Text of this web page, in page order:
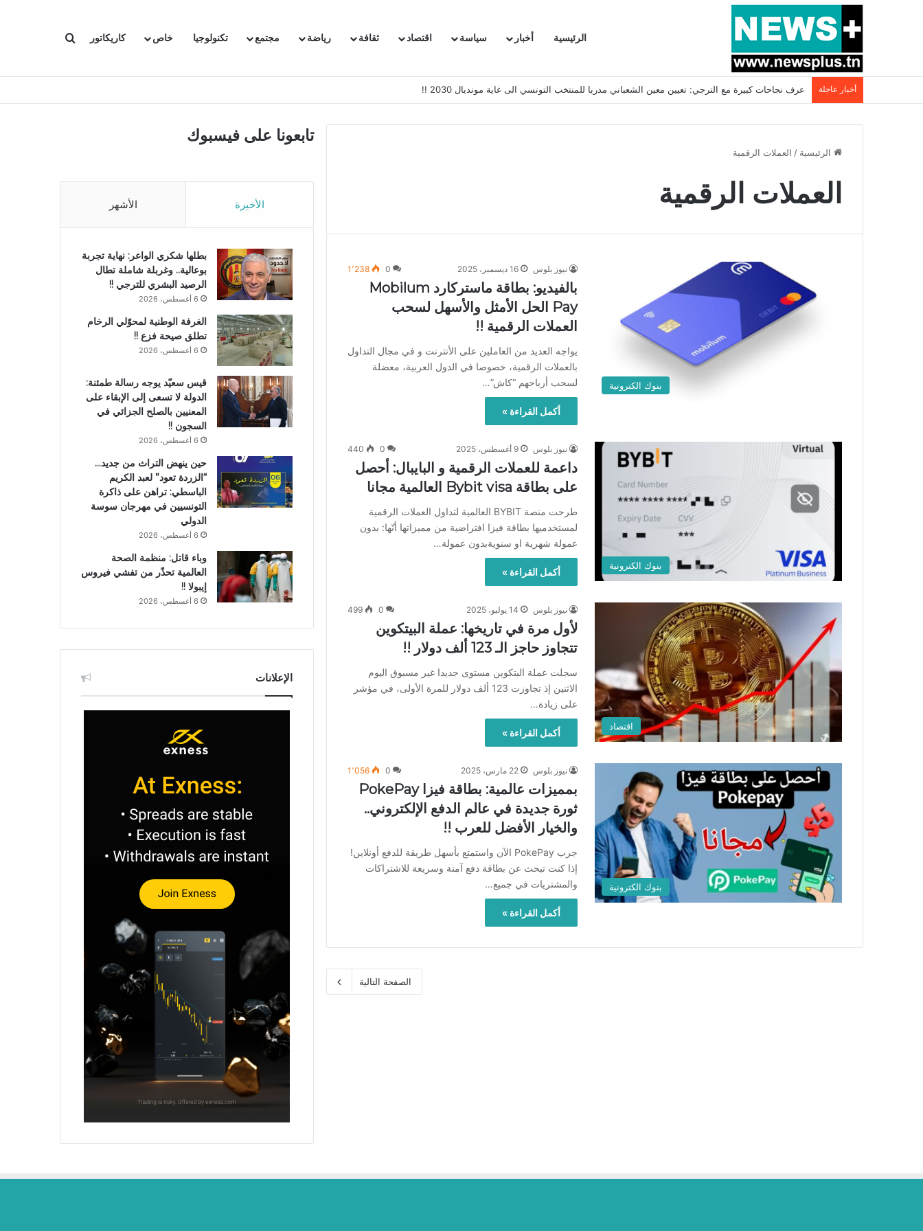
الرئيسية أخبار سياسة اقتصاد ثقافة رياضة مجتمع تكنولوجيا خاص كاريكاتور بحث عن
أخبار عاجلة عرف نجاحات كبيرة مع الترجي: تعيين معين الشعباني مدربا للمنتخب التونسي الى غاية مونديال 2030 !!
الرئيسية / العملات الرقمية
العملات الرقمية
بنوك الكترونية
نيوز بلوس 16 ديسمبر، 2025 0 1٬238
بالفيديو: بطاقة ماستركارد Mobilum
Pay الحل الأمثل والأسهل لسحب
العملات الرقمية !!
يواجه العديد من العاملين على الأنترنت و في مجال التداول
بالعملات الرقمية، خصوصا في الدول العربية، معضلة
لسحب أرباحهم “كاش”…
أكمل القراءة »
بنوك الكترونية
نيوز بلوس 9 أغسطس، 2025 0
440
داعمة للعملات الرقمية و البايبال: أحصل
على بطاقة Bybit visa العالمية مجانا
طرحت منصة BYBIT العالمية لتداول العملات الرقمية
لمستخدميها بطاقة فيزا افتراضية من مميزاتها أنّها: بدون
عمولة شهرية او سنويةبدون عمولة…
أكمل القراءة »
اقتصاد
نيوز بلوس 14 يوليو، 2025 0
499
لأول مرة في تاريخها: عملة البيتكوين
تتجاوز حاجز الـ 123 ألف دولار !!
سجلت عملة البتكوين مستوى جديدا غير مسبوق اليوم
الاثنين إذ تجاوزت 123 ألف دولار للمرة الأولى، في مؤشر
على زيادة…
أكمل القراءة »
بنوك الكترونية
نيوز بلوس 22 مارس، 2025 0 1٬056
بمميزات عالمية: بطاقة فيزا PokePay
ثورة جديدة في عالم الدفع الإلكتروني..
والخيار الأفضل للعرب !!
جرب PokePay الآن واستمتع بأسهل طريقة للدفع أونلاين!
إذا كنت تبحث عن بطاقة دفع آمنة وسريعة للاشتراكات
والمشتريات في جميع…
أكمل القراءة »
الصفحة التالية
تابعونا على فيسبوك
الأخيرة الأشهر
بطلها شكري الواعر: نهاية تجربة
بوعالية.. وغربلة شاملة تطال
الرصيد البشري للترجي !!
6 أغسطس، 2026
الغرفة الوطنية لمحوّلي الرخام
تطلق صيحة فزع !!
6 أغسطس، 2026
قيس سعيّد يوجه رسالة طمئنة:
الدولة لا تسعى إلى الإبقاء على
المعنيين بالصلح الجزائي في
السجون !!
6 أغسطس، 2026
حين ينهض التراث من جديد…
“الزردة تعود” لعبد الكريم
الباسطي: تراهن على ذاكرة
التونسيين في مهرجان سوسة
الدولي
6 أغسطس، 2026
وباء قاتل: منظمة الصحة
العالمية تحذّر من تفشي فيروس
إيبولا !!
6 أغسطس، 2026
الإعلانات